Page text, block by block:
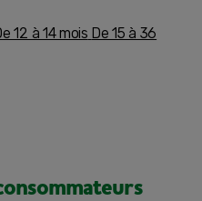
12 à 14 mois De 15 à 36